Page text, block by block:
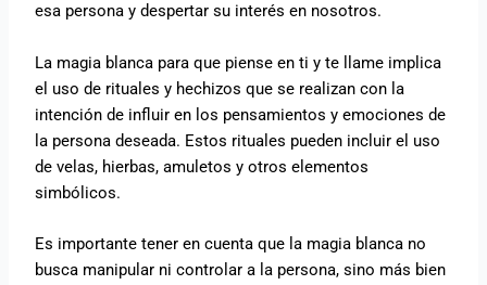
esa persona y despertar su interés en nosotros.
La magia blanca para que piense en ti y te llame implica
el uso de rituales y hechizos que se realizan con la
intención de influir en los pensamientos y emociones de
la persona deseada. Estos rituales pueden incluir el uso
de velas, hierbas, amuletos y otros elementos
simbólicos.
Es importante tener en cuenta que la magia blanca no
busca manipular ni controlar a la persona, sino más bien